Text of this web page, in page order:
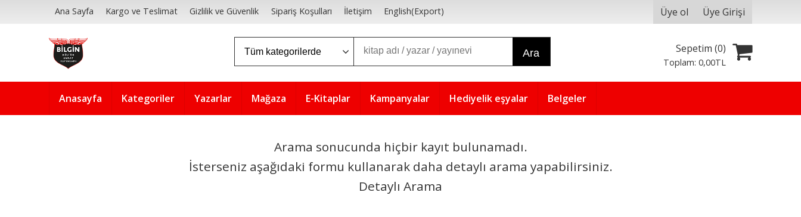
Ana Sayfa Kargo ve Teslimat Gizlilik ve Güvenlik Sipariş Koşulları İletişim English(Export) Üye ol Üye Girişi
Ara Sepetim (0)
Toplam:0,00TL
Anasayfa Kategoriler Yazarlar Mağaza E-Kitaplar Kampanyalar Hediyelik eşyalar Belgeler
Arama sonucunda hiçbir kayıt bulunamadı.
İsterseniz aşağıdaki formu kullanarak daha detaylı arama yapabilirsiniz.
Detaylı Arama